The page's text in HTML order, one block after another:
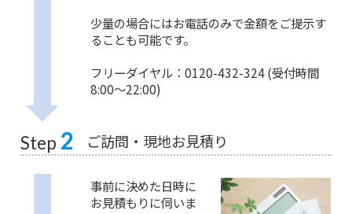
少量の場合にはお電話のみで金額をご提示す
ることも可能です。
フリーダイヤル：0120-432-324 (受付時間
8:00〜22:00)
Step 2 ご訪問・現地お見積り
事前に決めた日時に
お見積もりに伺いま